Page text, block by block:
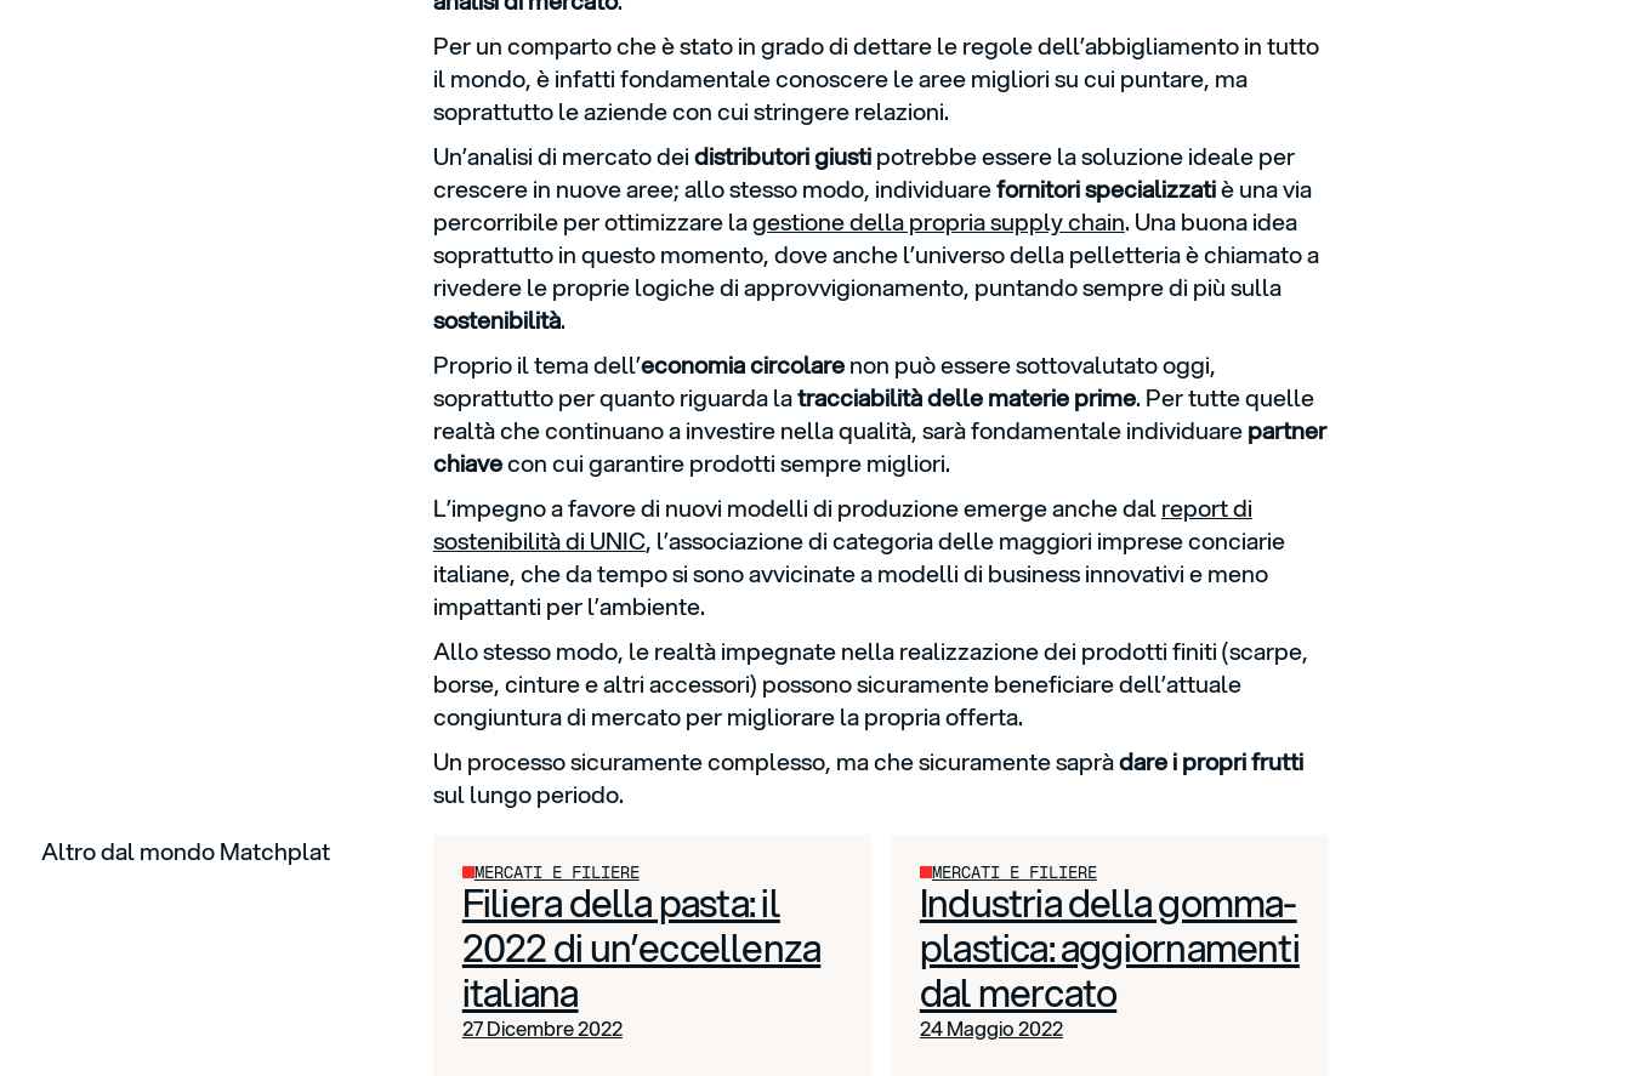
Per un comparto che è stato in grado di dettare le regole dell’abbigliamento in tutto
il mondo, è infatti fondamentale conoscere le aree migliori su cui puntare, ma
soprattutto le aziende con cui stringere relazioni.
Un’analisi di mercato deidistributori giustipotrebbe essere la soluzione ideale per
crescere in nuove aree; allo stesso modo, individuarefornitori specializzatiè una via
percorribile per ottimizzare lagestione della propria supply chain. Una buona idea
soprattutto in questo momento, dove anche l’universo della pelletteria è chiamato a
rivedere le proprie logiche di approvvigionamento, puntando sempre di più sulla
sostenibilità.
Proprio il tema dell’economia circolarenon può essere sottovalutato oggi,
soprattutto per quanto riguarda latracciabilità delle materie prime. Per tutte quelle
realtà che continuano a investire nella qualità, sarà fondamentale individuarepartner
chiavecon cui garantire prodotti sempre migliori.
L’impegno a favore di nuovi modelli di produzione emerge anche dalreport di
sostenibilità di UNIC, l’associazione di categoria delle maggiori imprese conciarie
italiane, che da tempo si sono avvicinate a modelli di business innovativi e meno
impattanti per l’ambiente.
Allo stesso modo, le realtà impegnate nella realizzazione dei prodotti finiti (scarpe,
borse, cinture e altri accessori) possono sicuramente beneficiare dell’attuale
congiuntura di mercato per migliorare la propria offerta.
Un processo sicuramente complesso, ma che sicuramente sapràdare i propri frutti
sul lungo periodo.
Altro dal mondo Matchplat
MERCATI E FILIERE
Filiera della pasta: il
2022 di un’eccellenza
italiana
27 Dicembre 2022
MERCATI E FILIERE
Industria della gomma-
plastica: aggiornamenti
dal mercato
24 Maggio 2022